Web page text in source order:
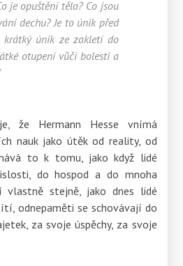
je opuštění těla? Co jsou
dechu? Je to únik před
krátký únik ze zakletí do
otupení vůči bolesti a
že Hermann Hesse vnímá
nauk jako útěk od reality, od
to k tomu, jako když lidé
do hospod a do mnoha
vlastně stejně, jako dnes lidé
odnepaměti se schovávají do
za svoje úspěchy, za svoje